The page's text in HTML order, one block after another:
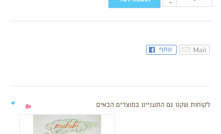
-
לקוחות שקנו גם התעניינו במוצרים הבאים